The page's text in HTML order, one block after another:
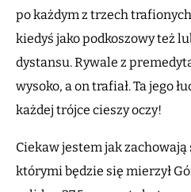
po każdym z trzech
kiedyś jako podkoszowy też
dystansu. Rywale z
wysoko, a on trafiał. Ta jego
każdej trójce cieszy oczy!
Ciekaw jestem jak zachowają
którymi będzie się mierzył